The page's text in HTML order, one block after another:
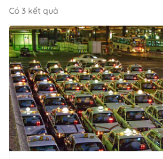
Có 3 kết quả